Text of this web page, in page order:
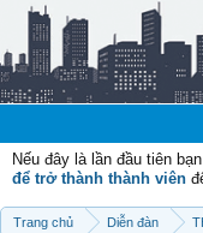
Nếu đây là lần đầu tiên
để trở thành thành viên
Trang chủ Diễn đàn